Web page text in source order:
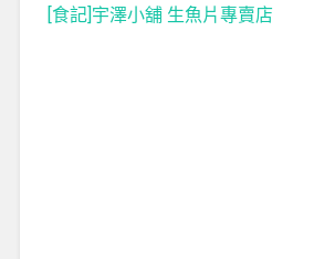
[食記]宇澤小舖 生魚片專賣店